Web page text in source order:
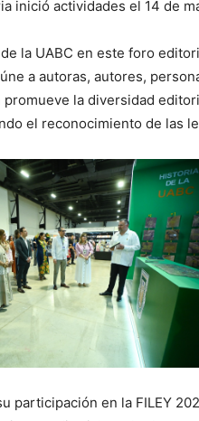
inició actividades el 14 de
la UABC en este foro
a autoras, autores,
promueve la diversidad
el reconocimiento de las
participación en la FILEY